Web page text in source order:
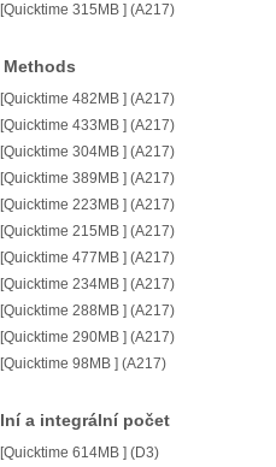
[Quicktime 315MB ] (A217)
Methods
[Quicktime 482MB ] (A217)
[Quicktime 433MB ] (A217)
[Quicktime 304MB ] (A217)
[Quicktime 389MB ] (A217)
[Quicktime 223MB ] (A217)
[Quicktime 215MB ] (A217)
[Quicktime 477MB ] (A217)
[Quicktime 234MB ] (A217)
[Quicktime 288MB ] (A217)
[Quicktime 290MB ] (A217)
[Quicktime 98MB ] (A217)
a integrální počet
[Quicktime 614MB ] (D3)